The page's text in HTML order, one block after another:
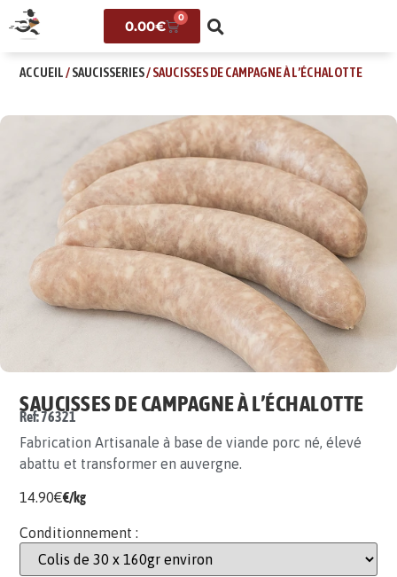
0.00€
0
ACCUEIL/SAUCISSERIES/ SAUCISSES DE CAMPAGNE À L’ÉCHALOTTE
SAUCISSES DE CAMPAGNE À L’ÉCHALOTTE
Ref: 76321
Fabrication Artisanale à base de viande porc né, élevé
abattu et transformer en auvergne.
14.90€€/kg
Conditionnement :